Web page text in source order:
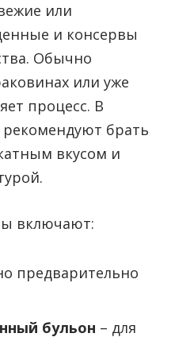
или
и консервы
Обычно
или уже
процесс. В
рекомендуют брать
вкусом и
включают:
предварительно
бульон – для